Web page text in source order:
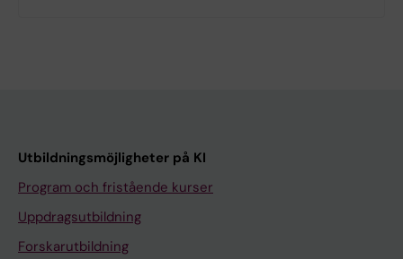
Utbildningsmöjligheter på KI
Program och fristående kurser
Uppdragsutbildning
Forskarutbildning